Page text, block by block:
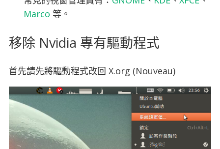
Marco 等。
移除 Nvidia 專有驅動程式
首先請先將驅動程式改回 X.org (Nouveau)